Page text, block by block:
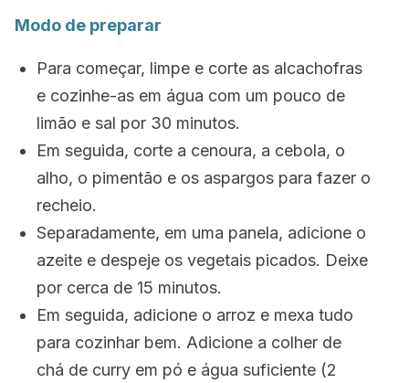
Modo de preparar
Para começar, limpe e corte as alcachofras
e cozinhe-as em água com um pouco de
limão e sal por 30 minutos.
Em seguida, corte a cenoura, a cebola, o
alho, o pimentão e os aspargos para fazer o
recheio.
Separadamente, em uma panela, adicione o
azeite e despeje os vegetais picados. Deixe
por cerca de 15 minutos.
Em seguida, adicione o arroz e mexa tudo
para cozinhar bem. Adicione a colher de
chá de curry em pó e água suficiente (2